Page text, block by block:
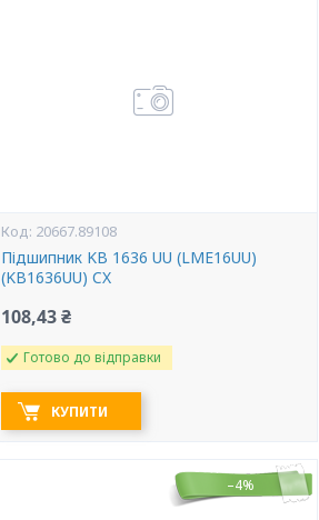
20667.89108
Підшипник KB 1636 UU (LME16UU)
(KB1636UU) CX
108,43 ₴
Готово до відправки
КУПИТИ
–4%